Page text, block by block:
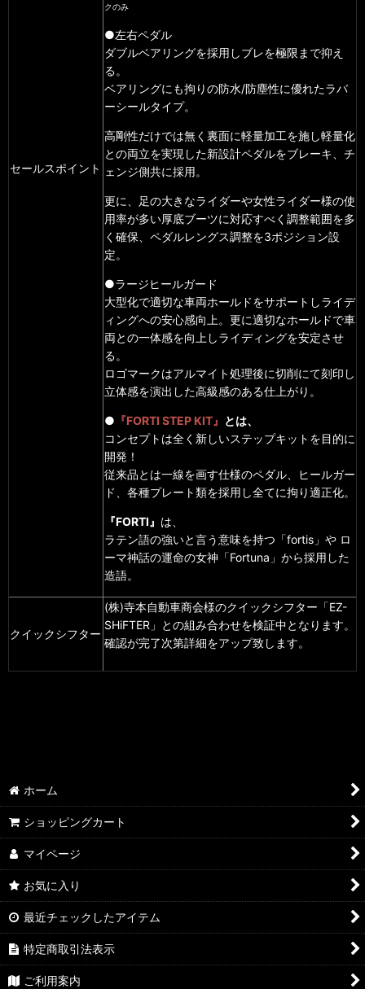
セールスポイント
クのみ
●左右ペダル
ダブルベアリングを採用しブレを極限まで抑え
る。
ベアリングにも拘りの防水/防塵性に優れたラバ
ーシールタイプ。
高剛性だけでは無く裏面に軽量加工を施し軽量化
との両立を実現した新設計ペダルをブレーキ、チ
ェンジ側共に採用。
更に、足の大きなライダーや女性ライダー様の使
用率が多い厚底ブーツに対応すべく調整範囲を多
く確保、ペダルレングス調整を3ポジション設
定。
●ラージヒールガード
大型化で適切な車両ホールドをサポートしライデ
ィングへの安心感向上。更に適切なホールドで車
両との一体感を向上しライディングを安定させ
る。
ロゴマークはアルマイト処理後に切削にて刻印し
立体感を演出した高級感のある仕上がり。
● 『FORTI STEP KIT』 とは、
コンセプトは全く新しいステップキットを目的に
開発！
従来品とは一線を画す仕様のペダル、ヒールガー
ド、各種プレート類を採用し全てに拘り適正化。
『FORTI』 は、
ラテン語の強いと言う意味を持つ「fortis」や ロ
ーマ神話の運命の女神「Fortuna」から採用した
造語。
クイックシフター
(株)寺本自動車商会様のクイックシフター「EZ-
SHiFTER」との組み合わせを検証中となります。
確認が完了次第詳細をアップ致します。
ホーム
ショッピングカート
マイページ
お気に入り
最近チェックしたアイテム
特定商取引法表示
ご利用案内